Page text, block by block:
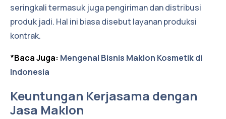
seringkali termasuk juga pengiriman dan distribusi
produk jadi. Hal ini biasa disebut layanan produksi
kontrak.
*Baca Juga: Mengenal Bisnis Maklon Kosmetik di
Indonesia
Keuntungan Kerjasama dengan
Jasa Maklon